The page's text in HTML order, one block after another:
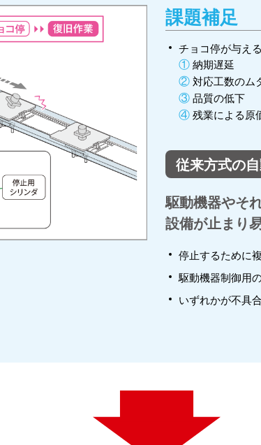
課題補足
チョコ停が与え
①納期遅延
②対応工数のム
③品質の低下
④残業による原
従来方式の
駆動機器やそ
設備が止まり
停止するために
駆動機器制御用
いずれかが不具